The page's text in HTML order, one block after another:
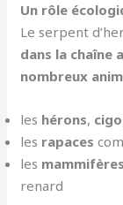
Un rôle
Le serpent
dans la chaîne
nombreux
les hérons,
les rapaces
les
renard